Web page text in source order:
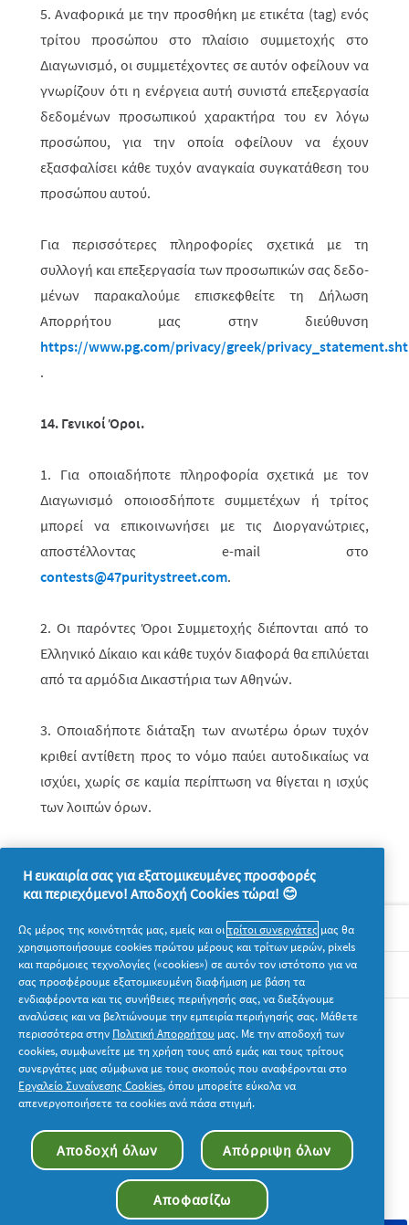
5. Αναφορικά με την προσθήκη με ετικέτα (tag) ενός
τρίτου προσώπου στο πλαίσιο συμμετοχής στο
Διαγωνισμό, οι συμμετέχοντες σε αυτόν οφείλουν να
γνωρίζουν ότι η ενέργεια αυτή συνιστά επεξεργασία
δεδομένων προσωπικού χαρακτήρα του εν λόγω
προσώπου, για την οποία οφείλουν να έχουν
εξασφαλίσει κάθε τυχόν αναγκαία συγκατάθεση του
προσώπου αυτού.
Για περισσότερες πληροφορίες σχετικά με τη
συλλογή και επεξεργασία των προσωπικών σας δεδο­
μένων παρακαλούμε επισκεφθείτε τη Δήλωση
Απορρήτου μας στην διεύθυνση
https://www.pg.com/privacy/greek/
.
14. Γενικοί Όροι.
1. Για οποιαδήποτε πληροφορία σχετικά με τον
Διαγωνισμό οποιοσδήποτε συμ­­με­τέχων ή τρίτος
μπορεί να επικοινωνήσει με τις Διοργανώτριες,
αποστέλ­λο­­ντας e-mail στο
contests@47puritystreet.com.
2. Οι παρόντες Όροι Συμμετοχής διέπονται από το
Ελληνικό Δίκαιο και κάθε τυχόν διαφορά θα επιλύεται
από τα αρμόδια Δικαστήρια των Αθηνών.
3. Οποιαδήποτε διάταξη των ανωτέρω όρων τυχόν
κριθεί αντίθετη προς το νόμο παύει αυτοδικαίως να
ισχύει, χωρίς σε καμία περίπτωση να θίγεται η ισχύς
των λοιπών όρων.
Σχετικά με την P&G
Νομικά
Ακολουθήστε μας
© 2026 Procter & Gamble. Με την επιφύλαξη παντός
δικαιώματος. Η χρήση και η πρόσβαση στις πληροφορίες σε
αυτόν τον ιστότοπο υπόκειται στους όρους και τις προϋποθέσεις
που καθορίζονται στη νομική συμφωνία μας.
Η ευκαιρία σας για εξατομικευμένες προσφορές
και περιεχόμενο! Αποδοχή Cookies τώρα! 😊
Ως μέρος της κοινότητάς μας, εμείς και οιτρίτοι συνεργάτες μας θα
χρησιμοποιήσουμε cookies πρώτου μέρους και τρίτων μερών, pixels
και παρόμοιες τεχνολογίες («cookies») σε αυτόν τον ιστότοπο για να
σας προσφέρουμε εξατομικευμένη διαφήμιση με βάση τα
ενδιαφέροντα και τις συνήθειες περιήγησής σας, να διεξάγουμε
αναλύσεις και να βελτιώνουμε την εμπειρία περιήγησής σας. Μάθετε
περισσότερα στην Πολιτική Απορρήτου μας. Με την αποδοχή των
cookies, συμφωνείτε με τη χρήση τους από εμάς και τους τρίτους
συνεργάτες μας σύμφωνα με τους σκοπούς που αναφέρονται στο
Εργαλείο Συναίνεσης Cookies, όπου μπορείτε εύκολα να
απενεργοποιήσετε τα cookies ανά πάσα στιγμή.
Αποδοχή όλων Απόρριψη όλων
Αποφασίζω